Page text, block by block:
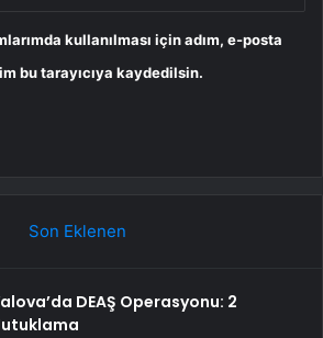
kullanılması için adım, e-posta
bu tarayıcıya kaydedilsin.
Son Eklenen
DEAŞ Operasyonu: 2